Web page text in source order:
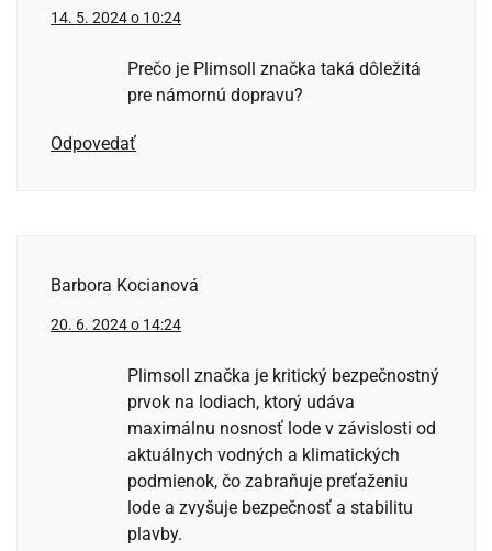
14. 5. 2024 o 10:24
Prečo je Plimsoll značka taká dôležitá
pre námornú dopravu?
Odpovedať
Barbora Kocianová
20. 6. 2024 o 14:24
Plimsoll značka je kritický bezpečnostný
prvok na lodiach, ktorý udáva
maximálnu nosnosť lode v závislosti od
aktuálnych vodných a klimatických
podmienok, čo zabraňuje preťaženiu
lode a zvyšuje bezpečnosť a stabilitu
plavby.